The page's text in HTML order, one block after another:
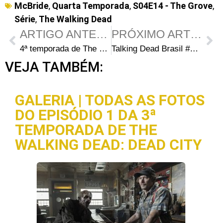
McBride, Quarta Temporada, S04E14 - The Grove,
Série, The Walking Dead
ARTIGO ANTERIOR
4ª temporada de The Walking Dead terá um final “selvagem” e ninguém está a salvo!
PRÓXIMO ARTIGO
Talking Dead Brasil #21 – Melissa McBride, Yvette Nicole Brown e CM Punk
VEJA TAMBÉM:
GALERIA | TODAS AS FOTOS
DO EPISÓDIO 1 DA 3ª
TEMPORADA DE THE
WALKING DEAD: DEAD CITY